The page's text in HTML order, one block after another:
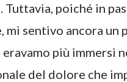
poiché in
sentivo ancora un
più immersi
del dolore che